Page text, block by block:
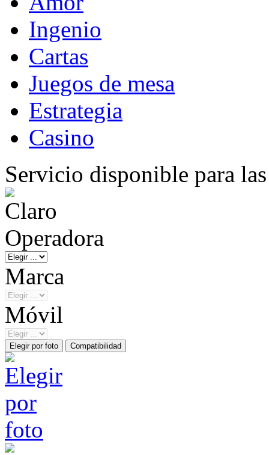
Ingenio
Cartas
Juegos de mesa
Estrategia
Casino
Servicio disponible para
Operadora
Marca
Móvil